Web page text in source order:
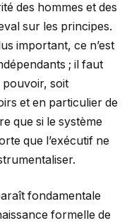
des hommes et des
sur les principes.
important, ce n’est
; il faut
pouvoir, soit
et en particulier de
que si le système
que l’exécutif ne
fondamentale
formelle de